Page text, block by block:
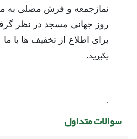
نمازجمعه و فرش مصلی به
روز جهانی مسجد در نظر
برای اطلاع از تخفیف ها با ما
بگیرید.
.
سوالات متداول